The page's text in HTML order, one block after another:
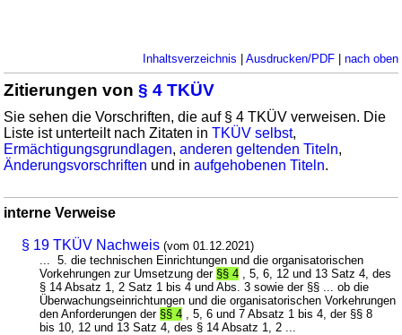
Inhaltsverzeichnis | Ausdrucken/PDF| nach oben
Zitierungen von§ 4 TKÜV
Sie sehen die Vorschriften, die auf § 4 TKÜV verweisen. Die
Liste ist unterteilt nach Zitaten inTKÜV selbst,
Ermächtigungsgrundlagen,anderen geltenden Titeln,
Änderungsvorschriften und inaufgehobenen Titeln.
interne Verweise
§ 19 TKÜV Nachweis (vom 01.12.2021)
... 5. die technischen Einrichtungen und die organisatorischen
Vorkehrungen zur Umsetzung der §§ 4 , 5, 6, 12 und 13 Satz 4, des
§ 14 Absatz 1, 2 Satz 1 bis 4 und Abs. 3 sowie der §§ ... ob die
Überwachungseinrichtungen und die organisatorischen Vorkehrungen
den Anforderungen der §§ 4 , 5, 6 und 7 Absatz 1 bis 4, der §§ 8
bis 10, 12 und 13 Satz 4, des § 14 Absatz 1, 2 ...